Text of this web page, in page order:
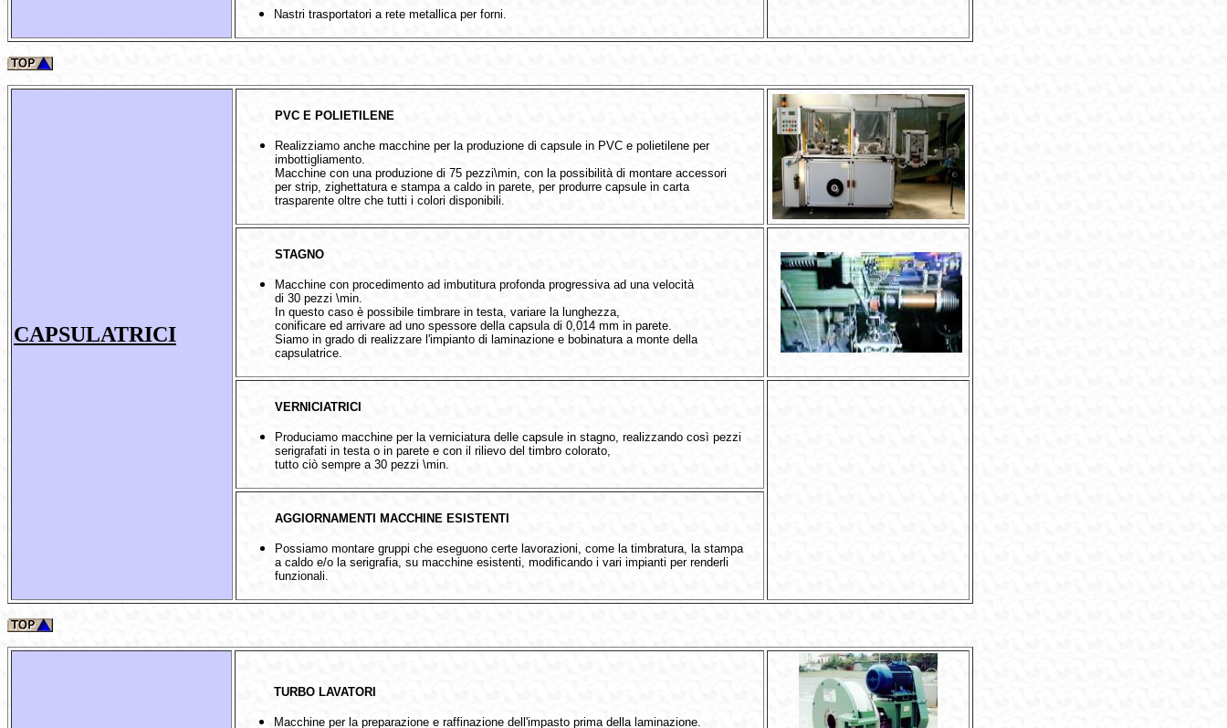
Nastri trasportatori a rete metallica per forni.
CAPSULATRICI
PVC E POLIETILENE
Realizziamo anche macchine per la produzione di capsule in PVC e polietilene per
imbottigliamento.
Macchine con una produzione di 75 pezzi\min, con la possibilità di montare accessori
per strip, zighettatura e stampa a caldo in parete, per produrre capsule in carta
trasparente oltre che tutti i colori disponibili.
STAGNO
Macchine con procedimento ad imbutitura profonda progressiva ad una velocità
di 30 pezzi \min.
In questo caso è possibile timbrare in testa, variare la lunghezza,
conificare ed arrivare ad uno spessore della capsula di 0,014 mm in parete.
Siamo in grado di realizzare l'impianto di laminazione e bobinatura a monte della
capsulatrice.
VERNICIATRICI
Produciamo macchine per la verniciatura delle capsule in stagno, realizzando così pezzi
serigrafati in testa o in parete e con il rilievo del timbro colorato,
tutto ciò sempre a 30 pezzi \min.
AGGIORNAMENTI MACCHINE ESISTENTI
Possiamo montare gruppi che eseguono certe lavorazioni, come la timbratura, la stampa
a caldo e/o la serigrafia, su macchine esistenti, modificando i vari impianti per renderli
funzionali.
TURBO LAVATORI
Macchine per la preparazione e raffinazione dell'impasto prima della laminazione.